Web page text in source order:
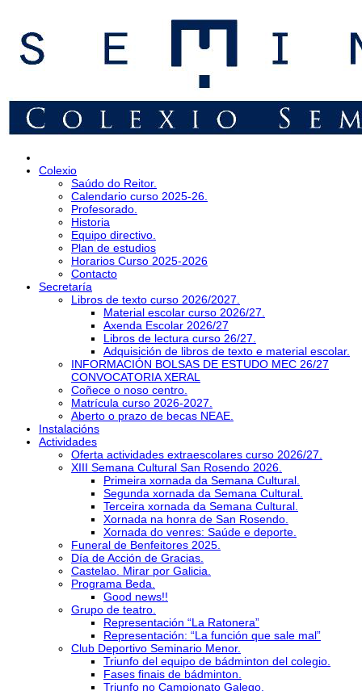
Colexio
Saúdo do Reitor.
Calendario curso 2025-26.
Profesorado.
Historia
Equipo directivo.
Plan de estudios
Horarios Curso 2025-2026
Contacto
Secretaría
Libros de texto curso 2026/2027.
Material escolar curso 2026/27.
Axenda Escolar 2026/27
Libros de lectura curso 26/27.
Adquisición de libros de texto e material escolar.
INFORMACIÓN BOLSAS DE ESTUDO MEC 26/27
CONVOCATORIA XERAL
Coñece o noso centro.
Matrícula curso 2026-2027.
Aberto o prazo de becas NEAE.
Instalacións
Actividades
Oferta actividades extraescolares curso 2026/27.
XIII Semana Cultural San Rosendo 2026.
Primeira xornada da Semana Cultural.
Segunda xornada da Semana Cultural.
Terceira xornada da Semana Cultural.
Xornada na honra de San Rosendo.
Xornada do venres: Saúde e deporte.
Funeral de Benfeitores 2025.
Día de Acción de Gracias.
Castelao. Mirar por Galicia.
Programa Beda.
Good news!!
Grupo de teatro.
Representación “La Ratonera”
Representación: “La función que sale mal”
Club Deportivo Seminario Menor.
Triunfo del equipo de bádminton del colegio.
Fases finais de bádminton.
Triunfo no Campionato Galego.